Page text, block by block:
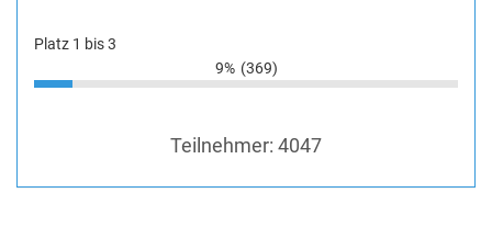
Platz 1 bis 3
9% (369)
Teilnehmer: 4047